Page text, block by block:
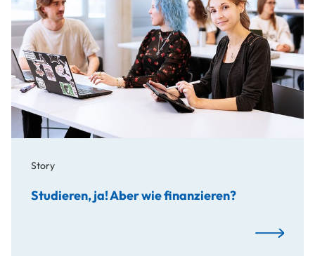
Story
Studieren, ja! Aber wie finanzieren?
Studieren,